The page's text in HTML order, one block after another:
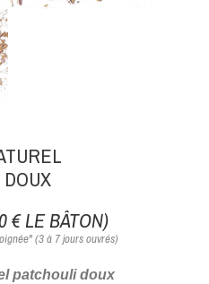
LE BÂTON)
(3 à 7 jours ouvrés)
patchouli doux